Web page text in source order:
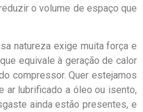
o volume de espaço que
natureza exige muita força e
equivale à geração de calor
compressor. Quer estejamos
ar lubrificado a óleo ou isento,
ainda estão presentes, e